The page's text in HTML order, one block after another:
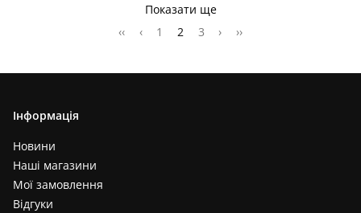
Показати ще
‹‹
‹ 1 2 3 › ››
Інформація
Новини
Наші магазини
Мої замовлення
Відгуки